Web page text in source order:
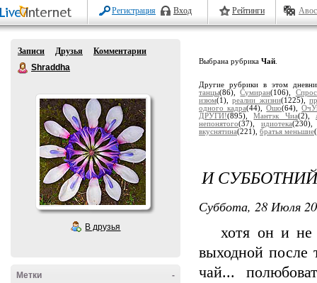
Регистрация Вход Рейтинги
Записи Друзья
Комментарии
Shraddha
В друзья
-
Метки
Выбрана рубрика Чай
Другие рубрики в этом
танцы(86),Сумиран(106),
изюм(1),реалии жизни(1225),
одного кадра(44),Ошо(64),
ДРУГИ!(895),Мантэк Чиа(2),
непонятого(37),идиотека
вкуснятина(221), братья меньшие
И
Суббота, 28 Июля
хотя он и не
выходной после
чай...